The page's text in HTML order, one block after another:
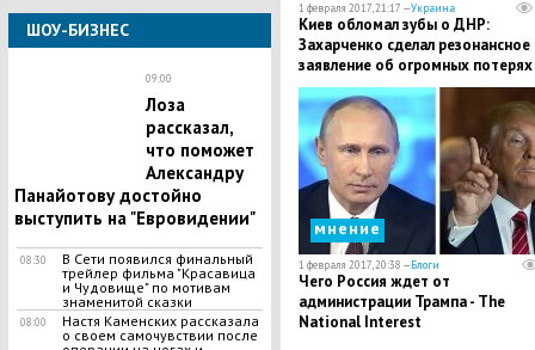
ШОУ-БИЗНЕС
09:00
Лоза
рассказал,
что поможет
Александру
Панайотову достойно
выступить на "Евровидении"
08:30
В Сети появился финальный
трейлер фильма "Красавица
и Чудовище" по мотивам
знаменитой сказки
08:00
Настя Каменских рассказала
о своем самочувствии после
1 февраля 2017, 21:17 —Украина
Киев обломал зубы о ДНР:
Захарченко сделал резонансное
заявление об огромных потерях
ВСУ в Донбассе
мнение
1 февраля 2017, 20:38 —Блоги
Чего Россия ждет от
администрации Трампа - The
National Interest